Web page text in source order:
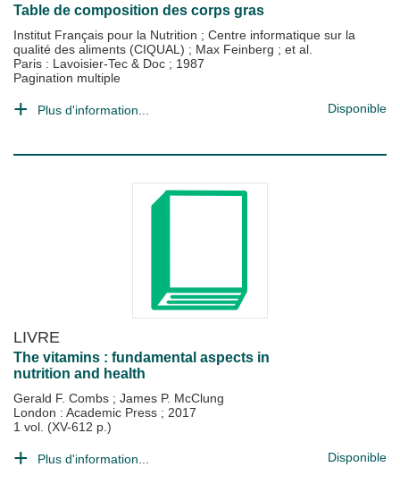
Table de composition des corps gras
Institut Français pour la Nutrition ; Centre informatique sur la
qualité des aliments (CIQUAL) ; Max Feinberg ; et al.
Paris : Lavoisier-Tec & Doc ; 1987
Pagination multiple
Plus d'information... Disponible
LIVRE
The vitamins : fundamental aspects in
nutrition and health
Gerald F. Combs ; James P. McClung
London : Academic Press ; 2017
1 vol. (XV-612 p.)
Plus d'information... Disponible